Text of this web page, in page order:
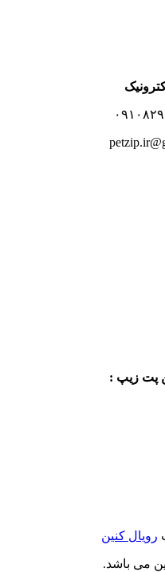
پت زیپ :
رویال کنین
می باشد.